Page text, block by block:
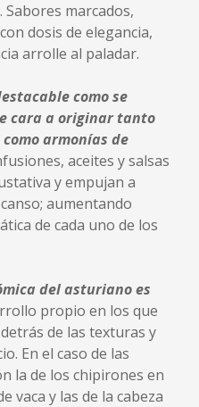
marcados,
dosis de elegancia,
arrolle al paladar.
como se
cara a originar tanto
armonías de
aceites y salsas
y empujan a
aumentando
de cada uno de los
del asturiano es
propio en los que
de las texturas y
En el caso de las
la de los chipirones en
vaca y las de la cabeza